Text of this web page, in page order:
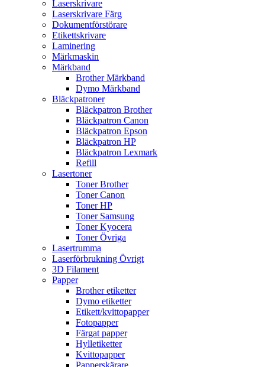
Laserskrivare
Laserskrivare Färg
Dokumentförstörare
Etikettskrivare
Laminering
Märkmaskin
Märkband
Brother Märkband
Dymo Märkband
Bläckpatroner
Bläckpatron Brother
Bläckpatron Canon
Bläckpatron Epson
Bläckpatron HP
Bläckpatron Lexmark
Refill
Lasertoner
Toner Brother
Toner Canon
Toner HP
Toner Samsung
Toner Kyocera
Toner Övriga
Lasertrumma
Laserförbrukning Övrigt
3D Filament
Papper
Brother etiketter
Dymo etiketter
Etikett/kvittopapper
Fotopapper
Färgat papper
Hylletiketter
Kvittopapper
Papperskärare